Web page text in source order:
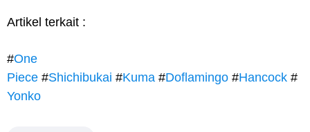
Artikel terkait :
#One
Piece #Shichibukai #Kuma #Doflamingo #Hancock #
Yonko